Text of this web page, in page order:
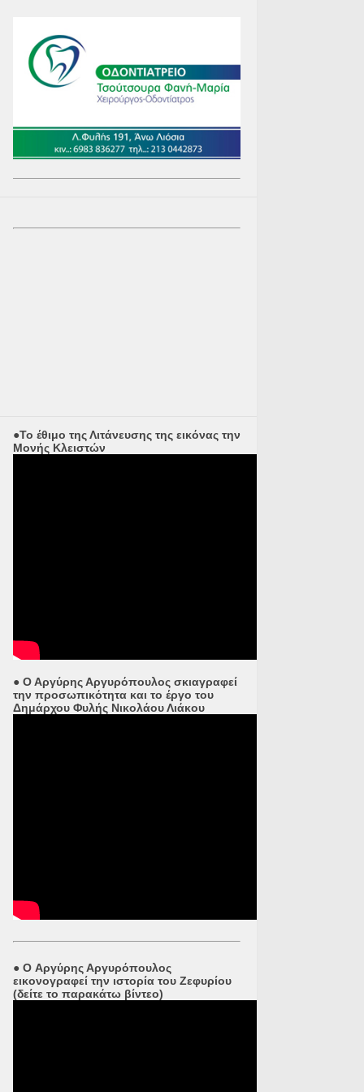
●Το έθιμο της Λιτάνευσης της εικόνας την
Μονής Κλειστών
● Ο Αργύρης Αργυρόπουλος σκιαγραφεί
την προσωπικότητα και το έργο του
Δημάρχου Φυλής Νικολάου Λιάκου
● O Αργύρης Αργυρόπουλος
εικονογραφεί την ιστορία του Ζεφυρίου
(δείτε το παρακάτω βίντεο)